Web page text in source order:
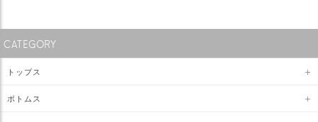
CATEGORY
トップス
ボトムス